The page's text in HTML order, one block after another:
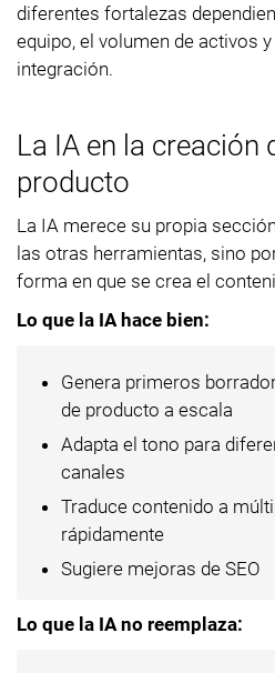
diferentes fortalezas
equipo, el volumen de activos
integración.
La IA en la creación
producto
La IA merece su propia
las otras herramientas, sino
forma en que se crea el
Lo que la IA hace bien:
Genera primeros
de producto a escala
Adapta el tono para
canales
Traduce contenido a
rápidamente
Sugiere mejoras de SEO
Lo que la IA no reemplaza: